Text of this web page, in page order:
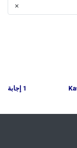
×
1 إجابة